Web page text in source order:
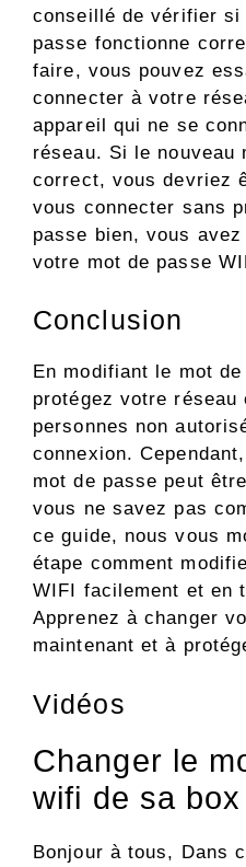
conseillé de vérifier si
passe fonctionne
faire, vous pouvez
connecter à votre
appareil qui ne se
réseau. Si le nouveau
correct, vous devriez
vous connecter sans
passe bien, vous
votre mot de passe
Conclusion
En modifiant le mot
protégez votre réseau
personnes non
connexion.
mot de passe peut
vous ne savez pas
ce guide, nous vous
étape comment
WIFI facilement et en
Apprenez à changer
maintenant et à
Vidéos
Changer le
wifi de sa
Bonjour à tous, Dans